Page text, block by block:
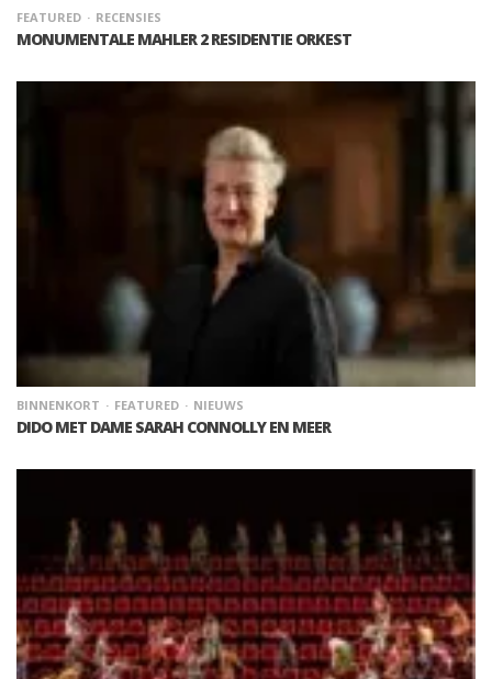
FEATURED RECENSIES
MONUMENTALE MAHLER 2 RESIDENTIE ORKEST
BINNENKORT FEATURED NIEUWS
DIDO MET DAME SARAH CONNOLLY EN MEER